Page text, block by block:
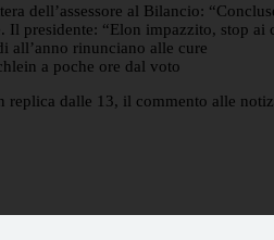
dell’assessore al Bilancio:
presidente: “Elon impazzito, stop ai
all’anno rinunciano alle cure
a poche ore dal voto
dalle 13, il commento alle